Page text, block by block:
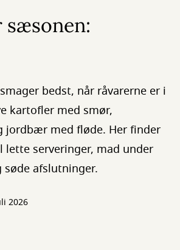
sæsonen:
bedst, når råvarerne er i
kartofler med smør,
jordbær med fløde. Her finder
lette serveringer, mad under
afslutninger.
2026